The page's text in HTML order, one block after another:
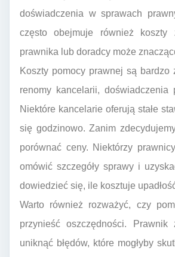
doświadczenia w sprawach
często obejmuje również koszty
prawnika lub doradcy może
Koszty pomocy prawnej są
renomy kancelarii, doświadczenia
Niektóre kancelarie oferują stałe
się godzinowo. Zanim
porównać ceny. Niektórzy
omówić szczegóły sprawy i
dowiedzieć się, ile kosztuje
Warto również rozważyć, czy
przynieść oszczędności.
uniknąć błędów, które mogłyby